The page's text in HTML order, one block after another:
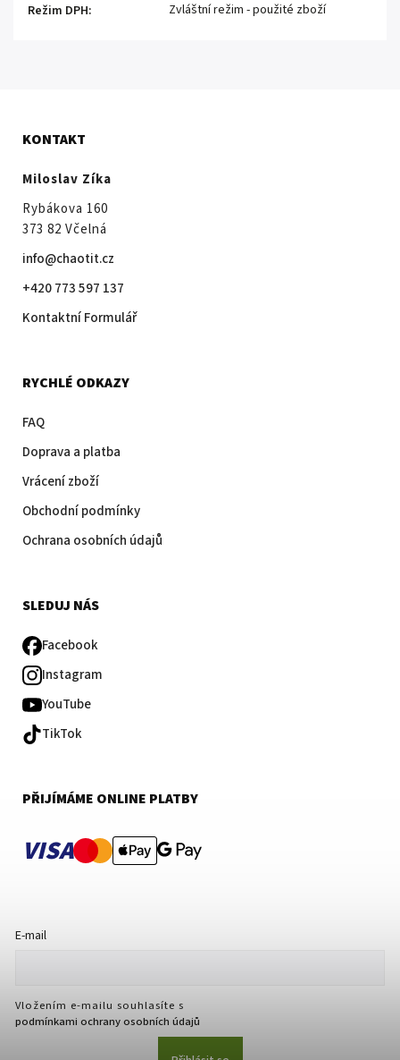
Režim DPH: Zvláštní režim - použité zboží
KONTAKT
Miloslav Zíka
Rybákova 160
373 82 Včelná
info@chaotit.cz
+420 773 597 137
Kontaktní Formulář
RYCHLÉ ODKAZY
FAQ
Doprava a platba
Vrácení zboží
Obchodní podmínky
Ochrana osobních údajů
SLEDUJ NÁS
Facebook
Instagram
YouTube
TikTok
PŘIJÍMÁME ONLINE PLATBY
VISA
E-mail
Vložením e-mailu souhlasíte s
podmínkami ochrany osobních údajů